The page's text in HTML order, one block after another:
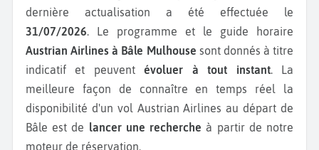
dernière actualisation a été effectuée le
31/07/2026 . Le programme et le guide horaire
Austrian Airlines à Bâle Mulhouse sont donnés à titre
indicatif et peuventévoluer à tout instant. La
meilleure façon de connaître en temps réel la
disponibilité d'un vol Austrian Airlines au départ de
Bâle est de
lancer une recherche à partir de notre
moteur de réservation.